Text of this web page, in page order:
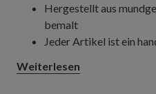
Hergestellt aus
bemalt
Jeder Artikel ist ein
Made in Poland
Weiterlesen